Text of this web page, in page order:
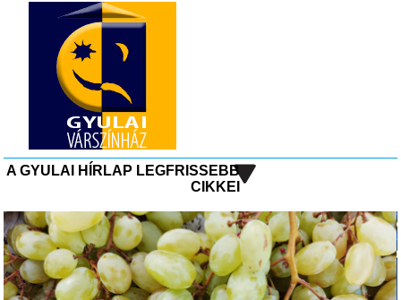
A GYULAI HÍRLAP LEGFRISSEBB
CIKKEI